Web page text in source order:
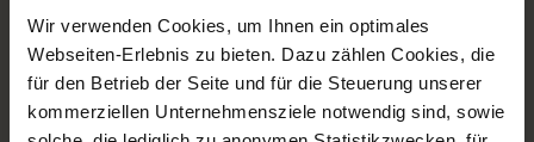
Wir verwenden Cookies, um Ihnen ein optimales
Webseiten-Erlebnis zu bieten. Dazu zählen Cookies, die
für den Betrieb der Seite und für die Steuerung unserer
kommerziellen Unternehmensziele notwendig sind, sowie
Schnittstellen: 1x Audio - Ausgang - 3.5 mm
1x Audio - Eingang - 3.5 mm ,
1x DVI-D, 1x DisplayPort, 1x
VGA, 4x USB 2 Typ A
Mehr anzeigen
Webcam: Nein